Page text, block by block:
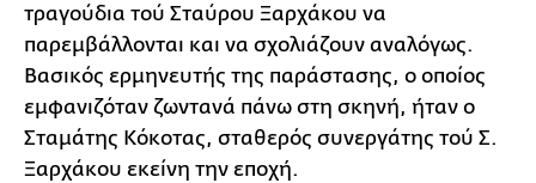
τραγούδια τού Σταύρου Ξαρχάκου να
παρεμβάλλονται και να σχολιάζουν αναλόγως.
Βασικός ερμηνευτής της παράστασης, ο οποίος
εμφανιζόταν ζωντανά πάνω στη σκηνή, ήταν ο
Σταμάτης Κόκοτας, σταθερός συνεργάτης τού Σ.
Ξαρχάκου εκείνη την εποχή.